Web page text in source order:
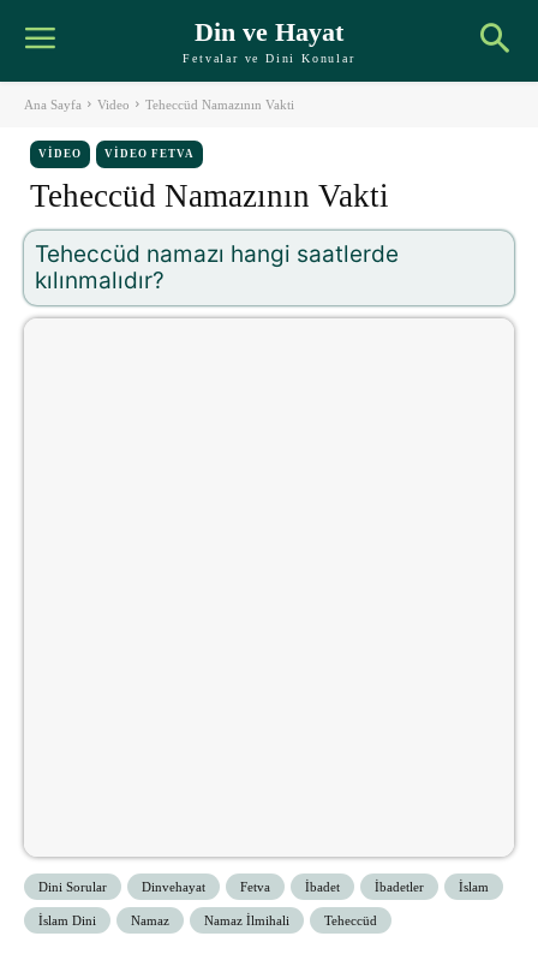
Din ve Hayat
Fetvalar ve Dini Konular
Ana Sayfa Video Teheccüd Namazının Vakti
VIDEO VIDEO FETVA
Teheccüd Namazının Vakti
Teheccüd namazı hangi saatlerde
kılınmalıdır?
Dini Sorular Dinvehayat Fetva İbadet İbadetler İslam
İslam Dini Namaz Namaz İlmihali Teheccüd